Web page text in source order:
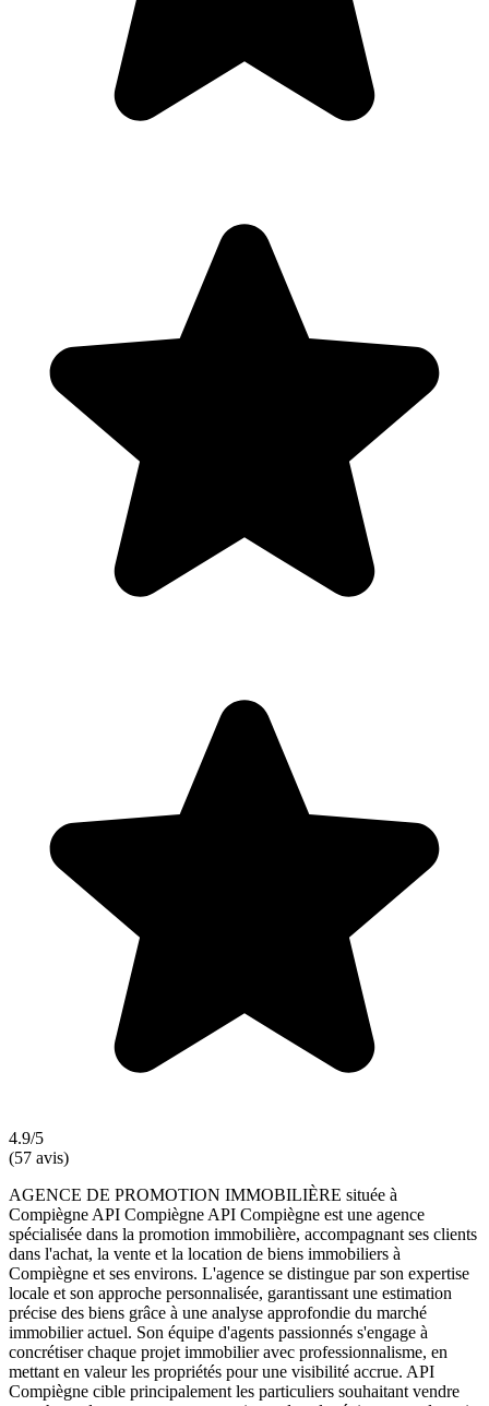
4.9/5
(57 avis)
AGENCE DE PROMOTION IMMOBILIÈRE située à
Compiègne API Compiègne API Compiègne est une agence
spécialisée dans la promotion immobilière, accompagnant ses clients
dans l'achat, la vente et la location de biens immobiliers à
Compiègne et ses environs. L'agence se distingue par son expertise
locale et son approche personnalisée, garantissant une estimation
précise des biens grâce à une analyse approfondie du marché
immobilier actuel. Son équipe d'agents passionnés s'engage à
concrétiser chaque projet immobilier avec professionnalisme, en
mettant en valeur les propriétés pour une visibilité accrue. API
Compiègne cible principalement les particuliers souhaitant vendre